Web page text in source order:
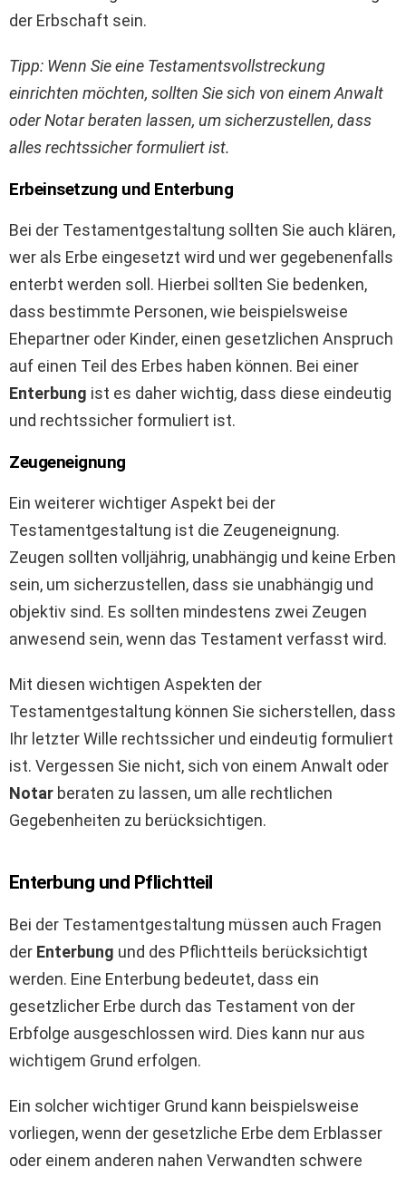
der Erbschaft sein.
Tipp: Wenn Sie eine Testamentsvollstreckung
einrichten möchten, sollten Sie sich von einem Anwalt
oder Notar beraten lassen, um sicherzustellen, dass
alles rechtssicher formuliert ist.
Erbeinsetzung und Enterbung
Bei der Testamentgestaltung sollten Sie auch klären,
wer als Erbe eingesetzt wird und wer gegebenenfalls
enterbt werden soll. Hierbei sollten Sie bedenken,
dass bestimmte Personen, wie beispielsweise
Ehepartner oder Kinder, einen gesetzlichen Anspruch
auf einen Teil des Erbes haben können. Bei einer
Enterbung ist es daher wichtig, dass diese eindeutig
und rechtssicher formuliert ist.
Zeugeneignung
Ein weiterer wichtiger Aspekt bei der
Testamentgestaltung ist die Zeugeneignung.
Zeugen sollten volljährig, unabhängig und keine Erben
sein, um sicherzustellen, dass sie unabhängig und
objektiv sind. Es sollten mindestens zwei Zeugen
anwesend sein, wenn das Testament verfasst wird.
Mit diesen wichtigen Aspekten der
Testamentgestaltung können Sie sicherstellen, dass
Ihr letzter Wille rechtssicher und eindeutig formuliert
ist. Vergessen Sie nicht, sich von einem Anwalt oder
Notar beraten zu lassen, um alle rechtlichen
Gegebenheiten zu berücksichtigen.
Enterbung und Pflichtteil
Bei der Testamentgestaltung müssen auch Fragen
der Enterbung und des Pflichtteils berücksichtigt
werden. Eine Enterbung bedeutet, dass ein
gesetzlicher Erbe durch das Testament von der
Erbfolge ausgeschlossen wird. Dies kann nur aus
wichtigem Grund erfolgen.
Ein solcher wichtiger Grund kann beispielsweise
vorliegen, wenn der gesetzliche Erbe dem Erblasser
oder einem anderen nahen Verwandten schwere